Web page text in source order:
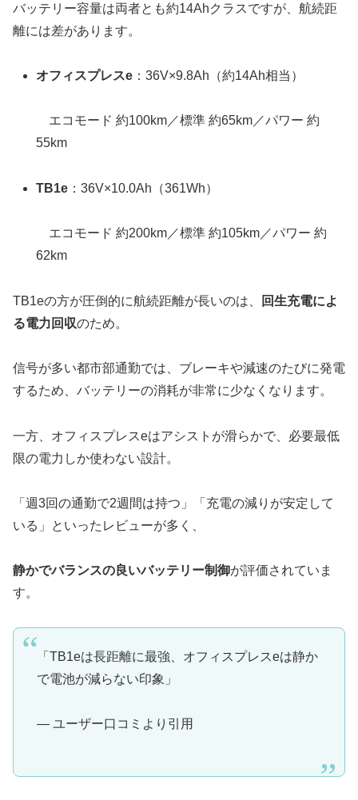
バッテリー容量は両者とも約14Ahクラスですが、航続距
離には差があります。
オフィスプレスe ：36V×9.8Ah（約14Ah相当）
エコモード 約100km／標準 約65km／パワー 約
55km
TB1e ：36V×10.0Ah（361Wh）
エコモード 約200km／標準 約105km／パワー 約
62km
TB1eの方が圧倒的に航続距離が長いのは、
回生充電によ
る電力回収のため。
信号が多い都市部通勤では、ブレーキや減速のたびに発電
するため、バッテリーの消耗が非常に少なくなります。
一方、オフィスプレスeはアシストが滑らかで、必要最低
限の電力しか使わない設計。
「週3回の通勤で2週間は持つ」「充電の減りが安定して
いる」といったレビューが多く、
静かでバランスの良いバッテリー制御が評価されていま
す。
「TB1eは長距離に最強、オフィスプレスeは静か
で電池が減らない印象」
— ユーザー口コミより引用